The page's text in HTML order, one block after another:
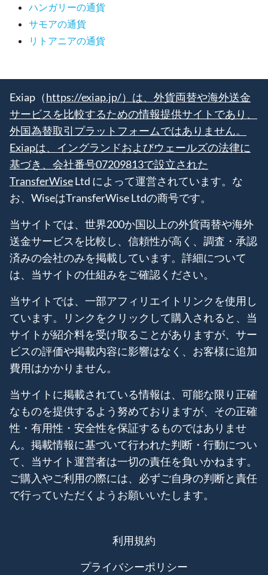
ハンガリーの通貨
サモアの通貨
リトアニアの通貨
Exiap（https://exiap.jp/）は、外貨両替や海外送金
サービスを比較するための情報提供サイトであり、
外国為替取引プラットフォームではありません。
Exiapは、イングランドおよびウェールズの法律に
基づき、会社番号07209813で設立された
TransferWiseLtd によって運営されています。な
お、WiseはTransferWise Ltdの商号です。
当サイトでは、世界200か国以上の外貨両替や海外
送金サービスを比較し、信頼性が高く、調査・承認
済みの会社のみを掲載しています。詳細について
は、当サイトの仕組みをご確認ください。
当サイトでは、一部アフィリエイトリンクを使用し
ています。リンクをクリックして購入されると、当
サイトが紹介料を受け取ることがありますが、サー
ビスの評価や掲載内容に影響はなく、お客様に追加
費用はかかりません。
当サイトに掲載されている情報は、可能な限り正確
なものを提供するよう努めておりますが、その正確
性・有用性・安全性を保証するものではありませ
ん。掲載情報に基づいて行われた判断・行動につい
て、当サイト運営者は一切の責任を負いかねます。
ご購入やご利用の際には、必ずご自身の判断と責任
で行っていただくようお願いいたします。
利用規約
プライバシーポリシー